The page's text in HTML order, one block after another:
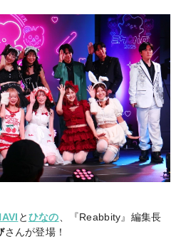
と ひなの、『Reabbity』編集長
さんが登場！